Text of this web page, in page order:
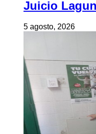
Juicio
5 agosto, 2026